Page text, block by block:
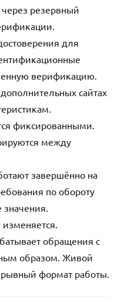
резервный
для
верификацию.
сайтах
фиксированными.
между
завершённо на
по обороту
обращения с
образом. Живой
формат работы.